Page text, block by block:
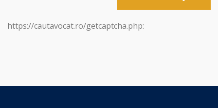
https://cautavocat.ro/getcaptcha.php: